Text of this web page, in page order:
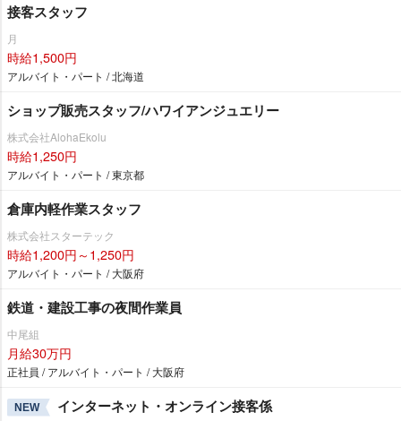
接客スタッフ
月
時給1,500円
アルバイト・パート / 北海道
ショップ販売スタッフ/ハワイアンジュエリー
株式会社AlohaEkolu
時給1,250円
アルバイト・パート / 東京都
倉庫内軽作業スタッフ
株式会社スターテック
時給1,200円～1,250円
アルバイト・パート / 大阪府
鉄道・建設工事の夜間作業員
中尾組
月給30万円
正社員 / アルバイト・パート / 大阪府
NEW インターネット・オンライン接客係